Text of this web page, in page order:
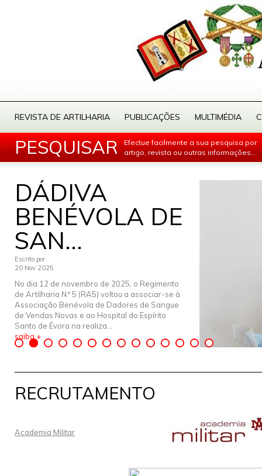
REVISTA DE ARTILHARIA PUBLICAÇÕES MULTIMÉDIA
PESQUISAR
Efectue facilmente a sua pesquisa por
artigo, revista ou outras informações...
DÁDIVA
BENÉVOLA DE
SAN...
Escrito por
20 Nov 2025
No dia 12 de novembro de 2025, o Regimento
de Artilharia N.º 5 (RA5) voltou a associar-se à
Associação Benévola de Dadores de Sangue
de Vendas Novas e ao Hospital do Espírito
Santo de Évora na realiza...
saiba +
RECRUTAMENTO
Academia Militar